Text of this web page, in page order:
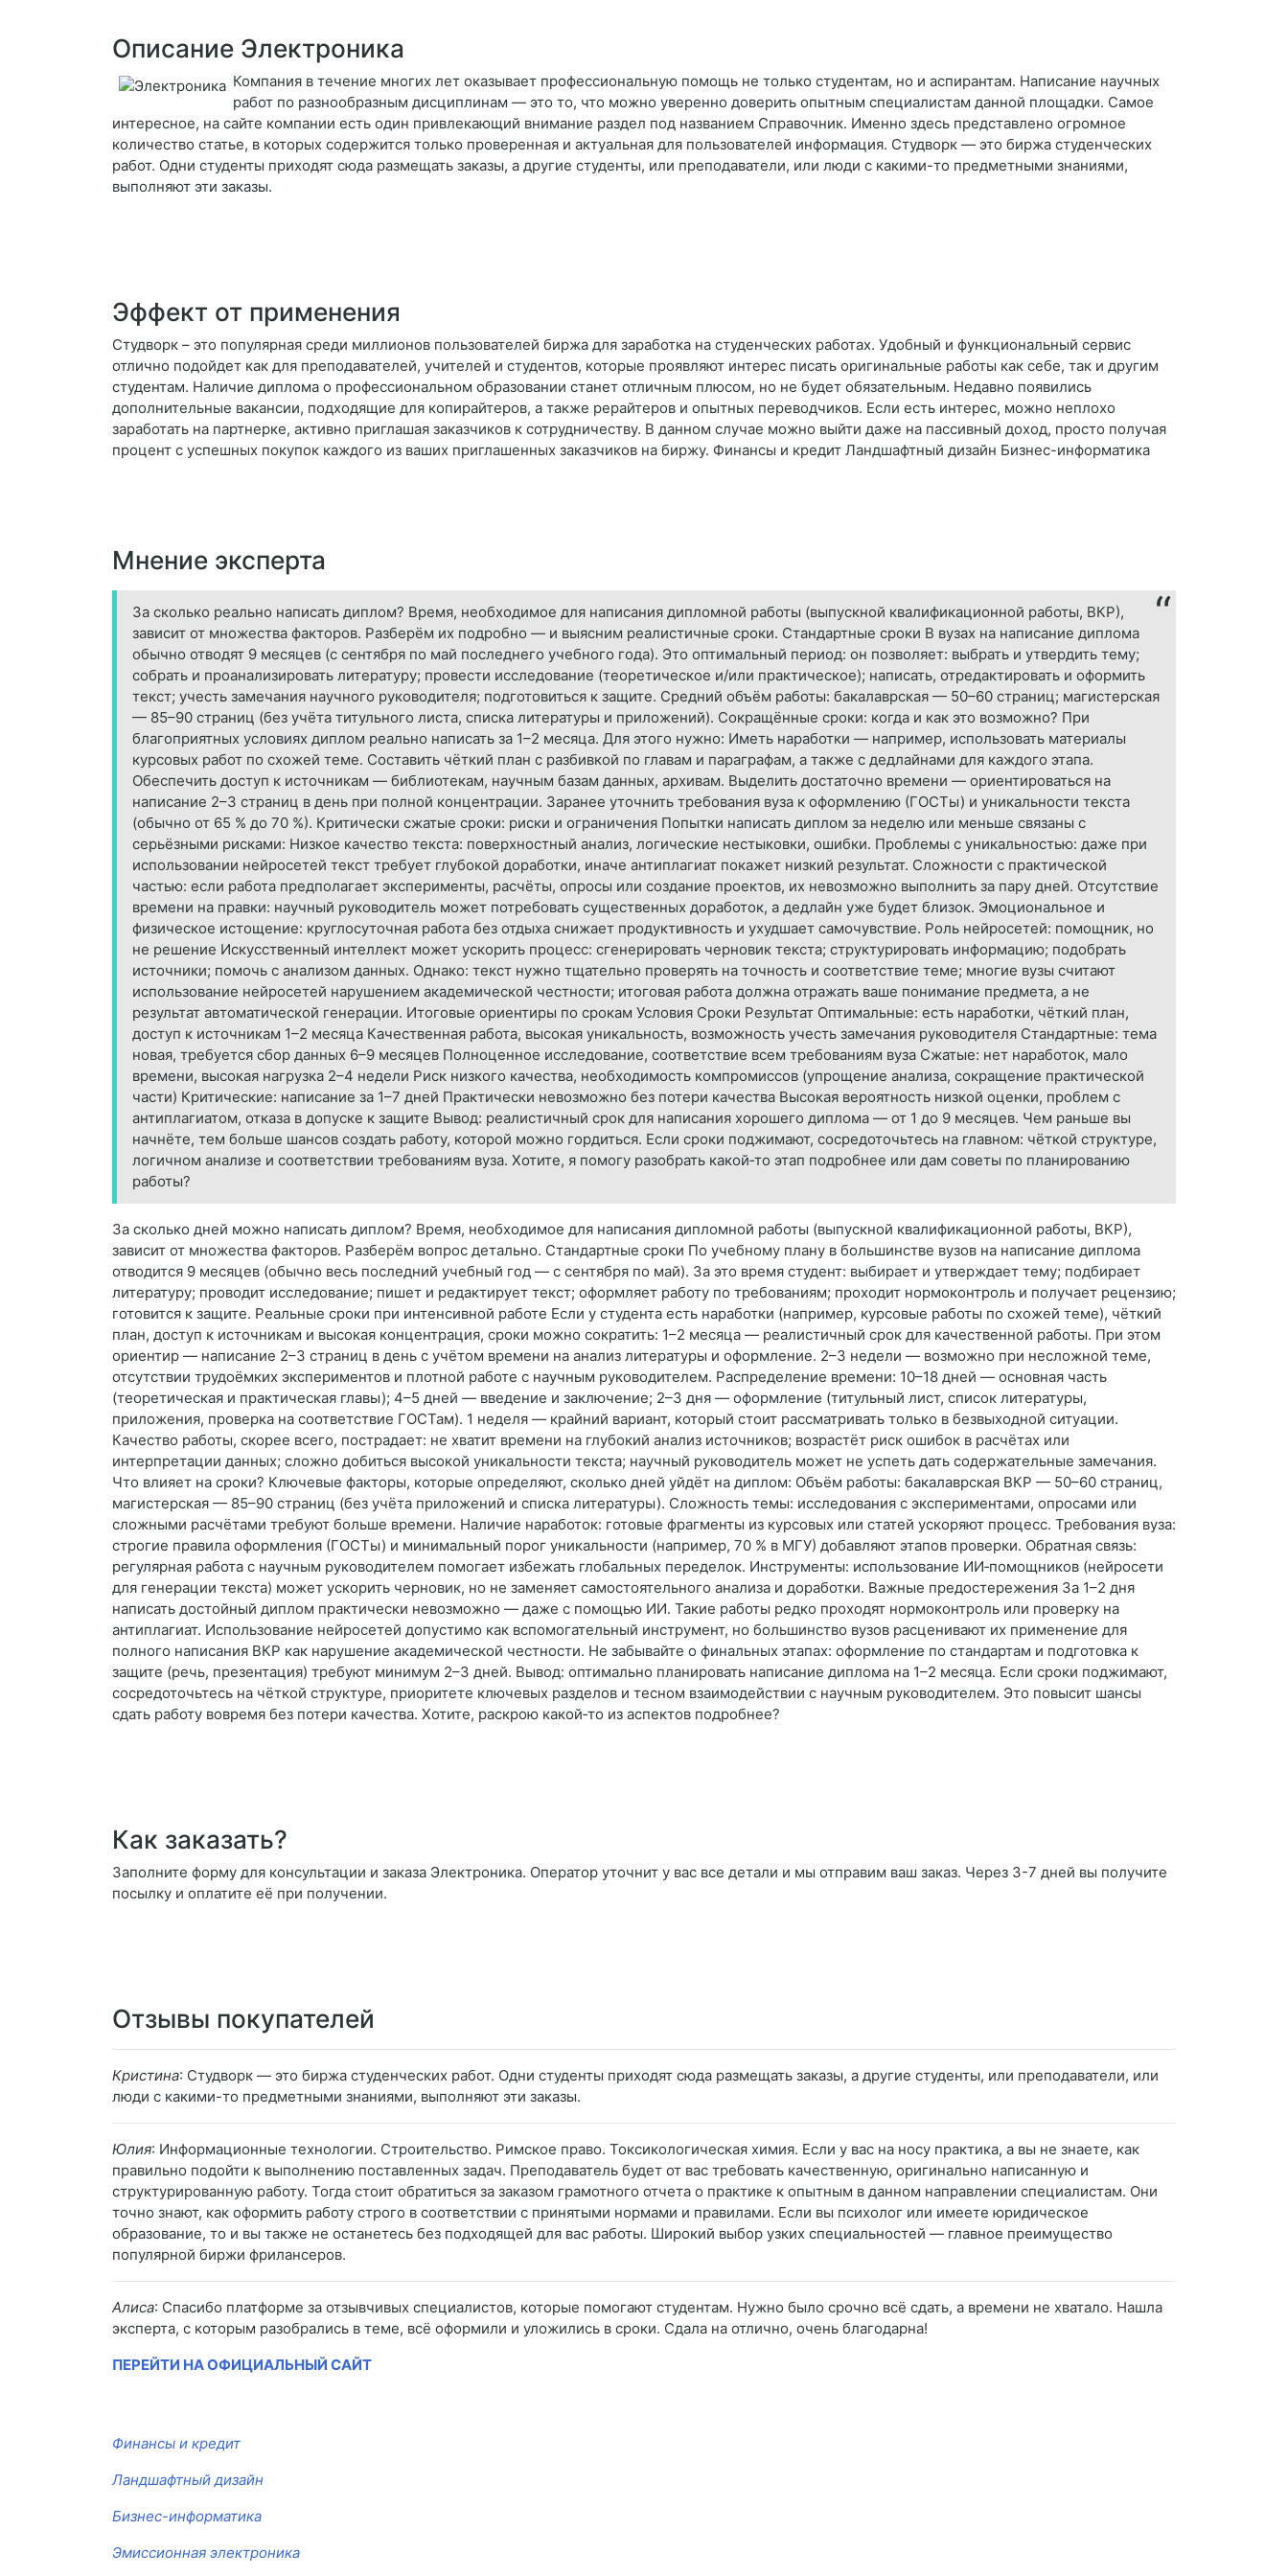
Описание Электроника
Компания в течение многих лет оказывает профессиональную помощь не только студентам, но и аспирантам. Написание научных
работ по разнообразным дисциплинам — это то, что можно уверенно доверить опытным специалистам данной площадки. Самое
интересное, на сайте компании есть один привлекающий внимание раздел под названием Справочник. Именно здесь представлено огромное
количество статье, в которых содержится только проверенная и актуальная для пользователей информация. Студворк — это биржа студенческих
работ. Одни студенты приходят сюда размещать заказы, а другие студенты, или преподаватели, или люди с какими-то предметными знаниями,
выполняют эти заказы.
Эффект от применения
Студворк – это популярная среди миллионов пользователей биржа для заработка на студенческих работах. Удобный и функциональный сервис
отлично подойдет как для преподавателей, учителей и студентов, которые проявляют интерес писать оригинальные работы как себе, так и другим
студентам. Наличие диплома о профессиональном образовании станет отличным плюсом, но не будет обязательным. Недавно появились
дополнительные вакансии, подходящие для копирайтеров, а также рерайтеров и опытных переводчиков. Если есть интерес, можно неплохо
заработать на партнерке, активно приглашая заказчиков к сотрудничеству. В данном случае можно выйти даже на пассивный доход, просто получая
процент с успешных покупок каждого из ваших приглашенных заказчиков на биржу. Финансы и кредит Ландшафтный дизайн Бизнес-информатика
Мнение эксперта
За сколько реально написать диплом? Время, необходимое для написания дипломной работы (выпускной квалификационной работы, ВКР),
зависит от множества факторов. Разберём их подробно — и выясним реалистичные сроки. Стандартные сроки В вузах на написание диплома
обычно отводят 9 месяцев (с сентября по май последнего учебного года). Это оптимальный период: он позволяет: выбрать и утвердить тему;
собрать и проанализировать литературу; провести исследование (теоретическое и/или практическое); написать, отредактировать и оформить
текст; учесть замечания научного руководителя; подготовиться к защите. Средний объём работы: бакалаврская — 50–60 страниц; магистерская
— 85–90 страниц (без учёта титульного листа, списка литературы и приложений). Сокращённые сроки: когда и как это возможно? При
благоприятных условиях диплом реально написать за 1–2 месяца. Для этого нужно: Иметь наработки — например, использовать материалы
курсовых работ по схожей теме. Составить чёткий план с разбивкой по главам и параграфам, а также с дедлайнами для каждого этапа.
Обеспечить доступ к источникам — библиотекам, научным базам данных, архивам. Выделить достаточно времени — ориентироваться на
написание 2–3 страниц в день при полной концентрации. Заранее уточнить требования вуза к оформлению (ГОСТы) и уникальности текста
(обычно от 65 % до 70 %). Критически сжатые сроки: риски и ограничения Попытки написать диплом за неделю или меньше связаны с
серьёзными рисками: Низкое качество текста: поверхностный анализ, логические нестыковки, ошибки. Проблемы с уникальностью: даже при
использовании нейросетей текст требует глубокой доработки, иначе антиплагиат покажет низкий результат. Сложности с практической
частью: если работа предполагает эксперименты, расчёты, опросы или создание проектов, их невозможно выполнить за пару дней. Отсутствие
времени на правки: научный руководитель может потребовать существенных доработок, а дедлайн уже будет близок. Эмоциональное и
физическое истощение: круглосуточная работа без отдыха снижает продуктивность и ухудшает самочувствие. Роль нейросетей: помощник, но
не решение Искусственный интеллект может ускорить процесс: сгенерировать черновик текста; структурировать информацию; подобрать
источники; помочь с анализом данных. Однако: текст нужно тщательно проверять на точность и соответствие теме; многие вузы считают
использование нейросетей нарушением академической честности; итоговая работа должна отражать ваше понимание предмета, а не
результат автоматической генерации. Итоговые ориентиры по срокам Условия Сроки Результат Оптимальные: есть наработки, чёткий план,
доступ к источникам 1–2 месяца Качественная работа, высокая уникальность, возможность учесть замечания руководителя Стандартные: тема
новая, требуется сбор данных 6–9 месяцев Полноценное исследование, соответствие всем требованиям вуза Сжатые: нет наработок, мало
времени, высокая нагрузка 2–4 недели Риск низкого качества, необходимость компромиссов (упрощение анализа, сокращение практической
части) Критические: написание за 1–7 дней Практически невозможно без потери качества Высокая вероятность низкой оценки, проблем с
антиплагиатом, отказа в допуске к защите Вывод: реалистичный срок для написания хорошего диплома — от 1 до 9 месяцев. Чем раньше вы
начнёте, тем больше шансов создать работу, которой можно гордиться. Если сроки поджимают, сосредоточьтесь на главном: чёткой структуре,
логичном анализе и соответствии требованиям вуза. Хотите, я помогу разобрать какой‑то этап подробнее или дам советы по планированию
работы?
За сколько дней можно написать диплом? Время, необходимое для написания дипломной работы (выпускной квалификационной работы, ВКР),
зависит от множества факторов. Разберём вопрос детально. Стандартные сроки По учебному плану в большинстве вузов на написание диплома
отводится 9 месяцев (обычно весь последний учебный год — с сентября по май). За это время студент: выбирает и утверждает тему; подбирает
литературу; проводит исследование; пишет и редактирует текст; оформляет работу по требованиям; проходит нормоконтроль и получает рецензию;
готовится к защите. Реальные сроки при интенсивной работе Если у студента есть наработки (например, курсовые работы по схожей теме), чёткий
план, доступ к источникам и высокая концентрация, сроки можно сократить: 1–2 месяца — реалистичный срок для качественной работы. При этом
ориентир — написание 2–3 страниц в день с учётом времени на анализ литературы и оформление. 2–3 недели — возможно при несложной теме,
отсутствии трудоёмких экспериментов и плотной работе с научным руководителем. Распределение времени: 10–18 дней — основная часть
(теоретическая и практическая главы); 4–5 дней — введение и заключение; 2–3 дня — оформление (титульный лист, список литературы,
приложения, проверка на соответствие ГОСТам). 1 неделя — крайний вариант, который стоит рассматривать только в безвыходной ситуации.
Качество работы, скорее всего, пострадает: не хватит времени на глубокий анализ источников; возрастёт риск ошибок в расчётах или
интерпретации данных; сложно добиться высокой уникальности текста; научный руководитель может не успеть дать содержательные замечания.
Что влияет на сроки? Ключевые факторы, которые определяют, сколько дней уйдёт на диплом: Объём работы: бакалаврская ВКР — 50–60 страниц,
магистерская — 85–90 страниц (без учёта приложений и списка литературы). Сложность темы: исследования с экспериментами, опросами или
сложными расчётами требуют больше времени. Наличие наработок: готовые фрагменты из курсовых или статей ускоряют процесс. Требования вуза:
строгие правила оформления (ГОСТы) и минимальный порог уникальности (например, 70 % в МГУ) добавляют этапов проверки. Обратная связь:
регулярная работа с научным руководителем помогает избежать глобальных переделок. Инструменты: использование ИИ‑помощников (нейросети
для генерации текста) может ускорить черновик, но не заменяет самостоятельного анализа и доработки. Важные предостережения За 1–2 дня
написать достойный диплом практически невозможно — даже с помощью ИИ. Такие работы редко проходят нормоконтроль или проверку на
антиплагиат. Использование нейросетей допустимо как вспомогательный инструмент, но большинство вузов расценивают их применение для
полного написания ВКР как нарушение академической честности. Не забывайте о финальных этапах: оформление по стандартам и подготовка к
защите (речь, презентация) требуют минимум 2–3 дней. Вывод: оптимально планировать написание диплома на 1–2 месяца. Если сроки поджимают,
сосредоточьтесь на чёткой структуре, приоритете ключевых разделов и тесном взаимодействии с научным руководителем. Это повысит шансы
сдать работу вовремя без потери качества. Хотите, раскрою какой‑то из аспектов подробнее?
Как заказать?
Заполните форму для консультации и заказа Электроника. Оператор уточнит у вас все детали и мы отправим ваш заказ. Через 3-7 дней вы получите
посылку и оплатите её при получении.
Отзывы покупателей
Кристина: Студворк — это биржа студенческих работ. Одни студенты приходят сюда размещать заказы, а другие студенты, или преподаватели, или
люди с какими-то предметными знаниями, выполняют эти заказы.
Юлия: Информационные технологии. Строительство. Римское право. Токсикологическая химия. Если у вас на носу практика, а вы не знаете, как
правильно подойти к выполнению поставленных задач. Преподаватель будет от вас требовать качественную, оригинально написанную и
структурированную работу. Тогда стоит обратиться за заказом грамотного отчета о практике к опытным в данном направлении специалистам. Они
точно знают, как оформить работу строго в соответствии с принятыми нормами и правилами. Если вы психолог или имеете юридическое
образование, то и вы также не останетесь без подходящей для вас работы. Широкий выбор узких специальностей — главное преимущество
популярной биржи фрилансеров.
Алиса: Спасибо платформе за отзывчивых специалистов, которые помогают студентам. Нужно было срочно всё сдать, а времени не хватало. Нашла
эксперта, с которым разобрались в теме, всё оформили и уложились в сроки. Сдала на отлично, очень благодарна!
ПЕРЕЙТИ НА ОФИЦИАЛЬНЫЙ САЙТ
Финансы и кредит
Ландшафтный дизайн
Бизнес-информатика
Эмиссионная электроника